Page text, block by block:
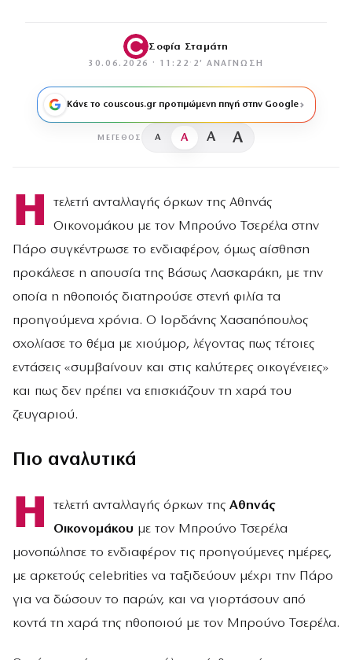
Σοφία Σταμάτη
30.06.2026 · 11:22 · 2′ ΑΝΆΓΝΩΣΗ
Κάνε το couscous.gr προτιμώμενη πηγή στην Google
ΜΈΓΕΘΟΣ A A A A
Η
τελετή ανταλλαγής όρκων της Αθηνάς
Οικονομάκου με τον Μπρούνο Τσερέλα στην
Πάρο συγκέντρωσε το ενδιαφέρον, όμως αίσθηση
προκάλεσε η απουσία της Βάσως Λασκαράκη, με την
οποία η ηθοποιός διατηρούσε στενή φιλία τα
προηγούμενα χρόνια. Ο Ιορδάνης Χασαπόπουλος
σχολίασε το θέμα με χιούμορ, λέγοντας πως τέτοιες
εντάσεις «συμβαίνουν και στις καλύτερες οικογένειες»
και πως δεν πρέπει να επισκιάζουν τη χαρά του
ζευγαριού.
Πιο αναλυτικά
Η τελετή ανταλλαγής όρκων της Αθηνάς
Οικονομάκου με τον Μπρούνο Τσερέλα
μονοπώλησε το ενδιαφέρον τις προηγούμενες ημέρες,
με αρκετούς celebrities να ταξιδεύουν μέχρι την Πάρο
για να δώσουν το παρών, και να γιορτάσουν από
κοντά τη χαρά της ηθοποιού με τον Μπρούνο Τσερέλα.